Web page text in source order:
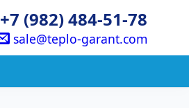
+7 (982) 484-51-78
sale@teplo-garant.com